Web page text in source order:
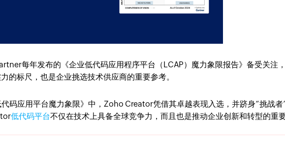
每年发布的《企业低代码应用程序平台（LCAP）魔力象限报告》备受关注
的标尺，也是企业挑选技术供应商的重要参考。
码应用平台魔力象限》中，Zoho Creator凭借其卓越表现入选，并跻身“挑战者
低代码平台不仅在技术上具备全球竞争力，而且也是推动企业创新和转型的重